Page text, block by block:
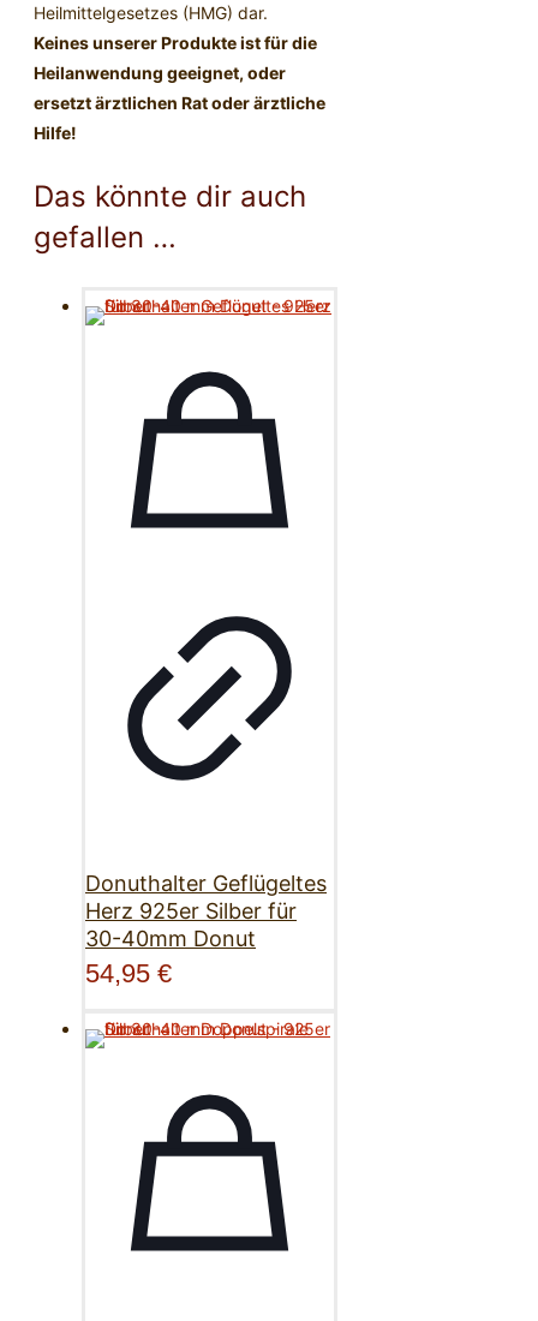
Heilmittelgesetzes (HMG) dar.
Keines unserer Produkte ist für die
Heilanwendung geeignet, oder
ersetzt ärztlichen Rat oder ärztliche
Hilfe!
Das könnte dir auch
gefallen …
Donuthalter Geflügeltes
Herz 925er Silber für
30-40mm Donut
54,95 €